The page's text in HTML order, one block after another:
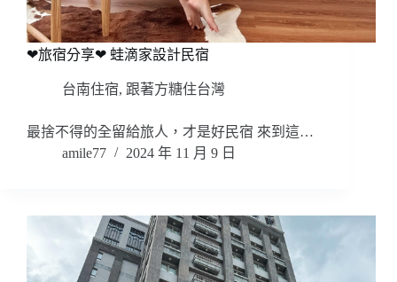
❤旅宿分享❤ 蛙滴家設計民宿
台南住宿, 跟著方糖住台灣
最捨不得的全留給旅人，才是好民宿 來到這…
amile77
2024 年 11 月 9 日